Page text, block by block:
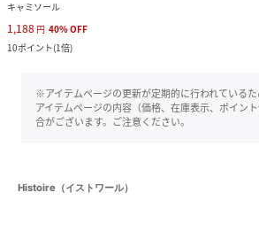
キャミソール
1,188 円 40%OFF
10ポイント(1倍)
※アイテムページの更新が定期的に行われている
アイテムページの内容（価格、在庫表示、ポイン
合がございます。ご注意ください。
Histoire（イストワール）